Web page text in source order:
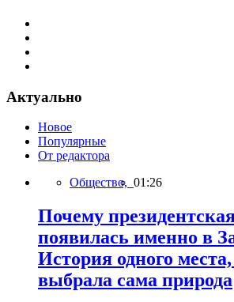
Актуально
Новое
Популярные
От редактора
Общество, 01:26
Почему
появилась именно в
История одного
выбрала сама природа